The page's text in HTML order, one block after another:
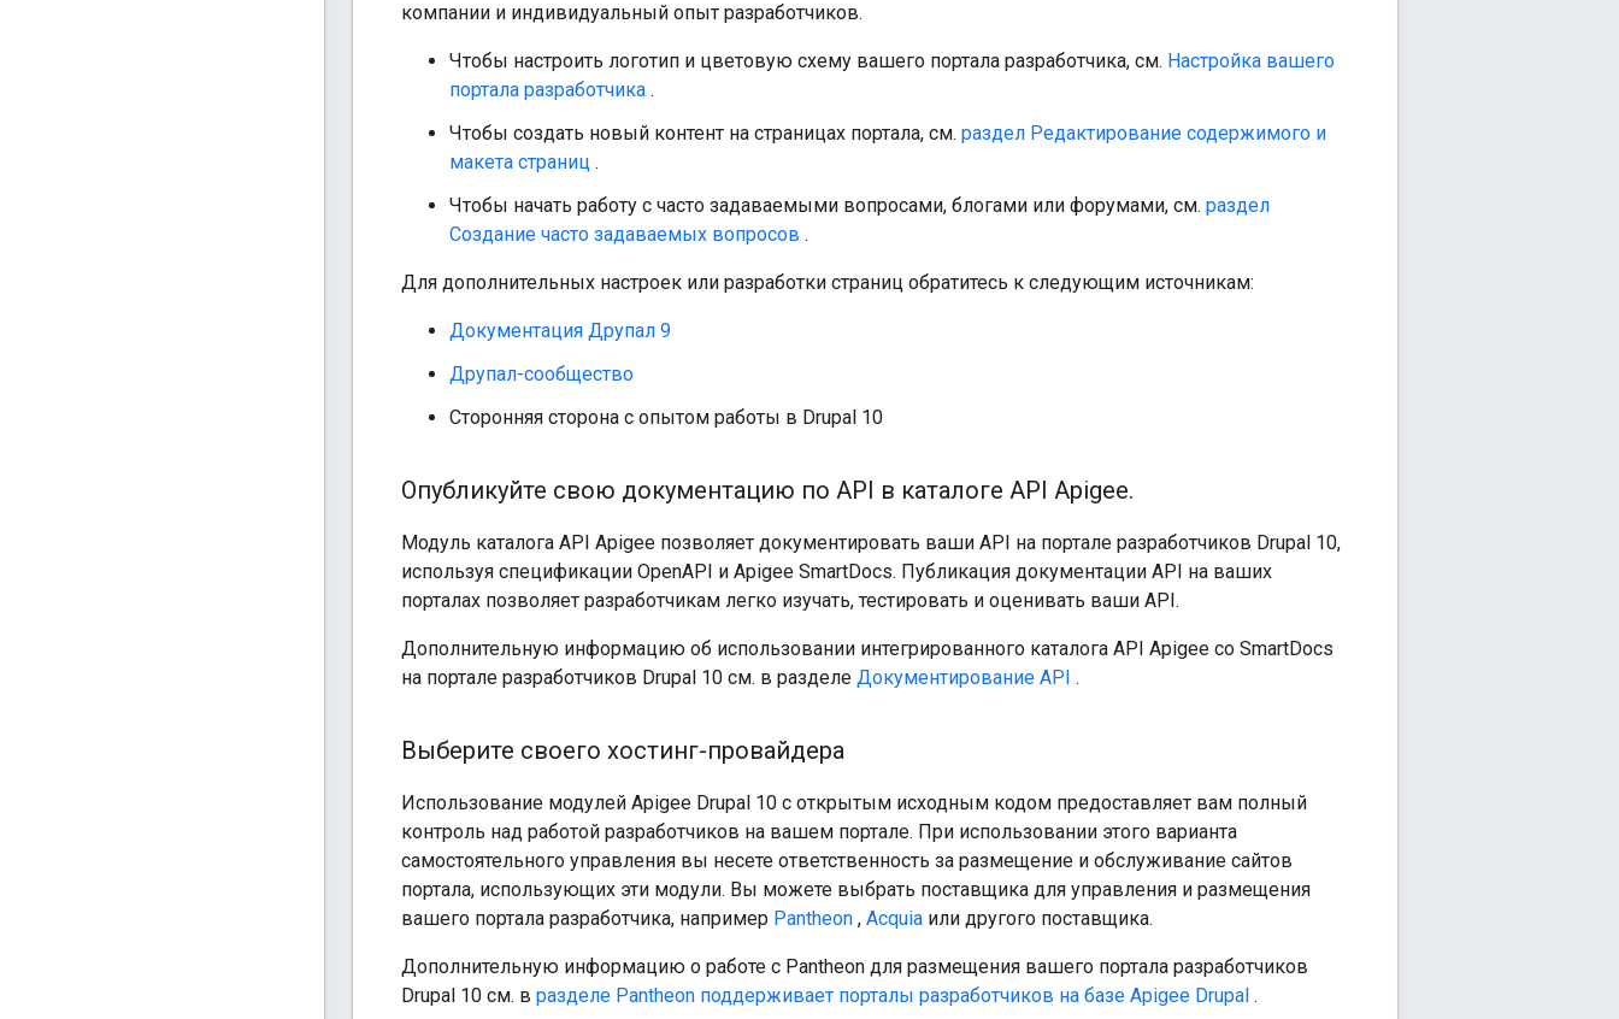
компании и индивидуальный опыт разработчиков.
Чтобы настроить логотип и цветовую схему вашего портала разработчика, см. Настройка вашего
портала разработчика .
Чтобы создать новый контент на страницах портала, см. раздел Редактирование содержимого и
макета страниц .
Чтобы начать работу с часто задаваемыми вопросами, блогами или форумами, см. раздел
Создание часто задаваемых вопросов .
Для дополнительных настроек или разработки страниц обратитесь к следующим источникам:
Документация Друпал 9
Друпал-сообщество
Сторонняя сторона с опытом работы в Drupal 10
Опубликуйте свою документацию по API в каталоге API Apigee.
Модуль каталога API Apigee позволяет документировать ваши API на портале разработчиков Drupal 10,
используя спецификации OpenAPI и Apigee SmartDocs. Публикация документации API на ваших
порталах позволяет разработчикам легко изучать, тестировать и оценивать ваши API.
Дополнительную информацию об использовании интегрированного каталога API Apigee со SmartDocs
на портале разработчиков Drupal 10 см. в разделе Документирование API .
Выберите своего хостинг-провайдера
Использование модулей Apigee Drupal 10 с открытым исходным кодом предоставляет вам полный
контроль над работой разработчиков на вашем портале. При использовании этого варианта
самостоятельного управления вы несете ответственность за размещение и обслуживание сайтов
портала, использующих эти модули. Вы можете выбрать поставщика для управления и размещения
вашего портала разработчика, например Pantheon , Acquia или другого поставщика.
Дополнительную информацию о работе с Pantheon для размещения вашего портала разработчиков
Drupal 10 см. в разделе Pantheon поддерживает порталы разработчиков на базе Apigee Drupal .